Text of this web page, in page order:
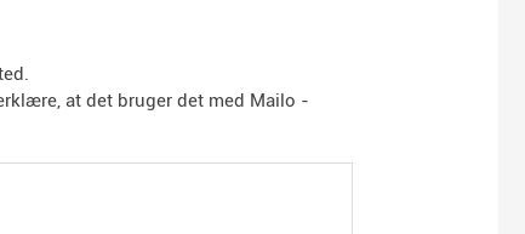
at det bruger det med Mailo -